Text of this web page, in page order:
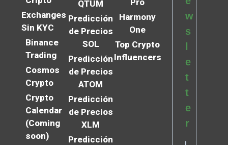
Exchanges
Sin KYC
Binance
Trading
Cosmos
Crypto
Crypto
Calendar
(Coming
soon)
QTUM
Predicción
de Precios
SOL
Predicción
de Precios
ATOM
Predicción
de Precios
XLM
Predicción
Harmony
One
Top Crypto
Influencers
w
s
e
t
t
e
r